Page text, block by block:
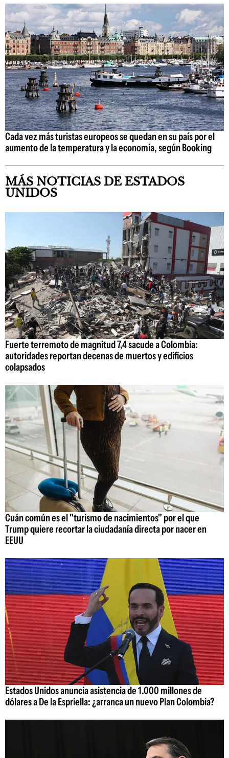
Cada vez más turistas europeos se quedan en su país por el
aumento de la temperatura y la economía, según Booking
MÁS NOTICIAS DE ESTADOS
UNIDOS
Fuerte terremoto de magnitud 7,4 sacude a Colombia:
autoridades reportan decenas de muertos y edificios
colapsados
Cuán común es el "turismo de nacimientos" por el que
Trump quiere recortar la ciudadanía directa por nacer en
EEUU
Estados Unidos anuncia asistencia de 1.000 millones de
dólares a De la Espriella: ¿arranca un nuevo Plan Colombia?